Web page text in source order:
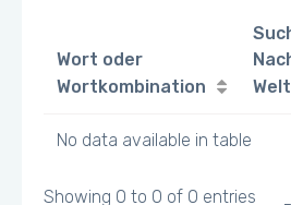
Wort oder
Wortkombination
No data available in table
Showing 0 to 0 of 0 entries